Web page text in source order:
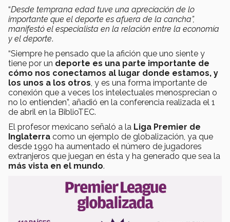
“Desde temprana edad tuve una apreciación de lo
importante que el deporte es afuera de la cancha”,
manifestó el especialista en la relación entre la economía
y el deporte.
“Siempre he pensado que la afición que uno siente y
tiene por un deporte es una parte importante de
cómo nos conectamos al lugar donde estamos, y
los unos a los otros , y es una forma importante de
conexión que a veces los intelectuales menosprecian o
no lo entienden”, añadió en la conferencia realizada el 1
de abril en la BiblioTEC.
El profesor mexicano señaló a la Liga Premier de
Inglaterra como un ejemplo de globalización, ya que
desde 1990 ha aumentado el número de jugadores
extranjeros que juegan en ésta y ha generado que sea la
más vista en el mundo.